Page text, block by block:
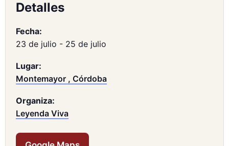
Detalles
Fecha:
23 de julio - 25 de julio
Lugar:
Montemayor , Córdoba
Organiza:
Leyenda Viva